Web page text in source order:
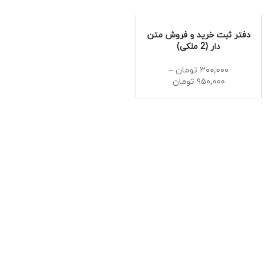
دفتر ثبت خرید و فروش متن
دار (2 ملکی)
۳۰۰,۰۰۰ تومان –
۹۵۰,۰۰۰ تومان